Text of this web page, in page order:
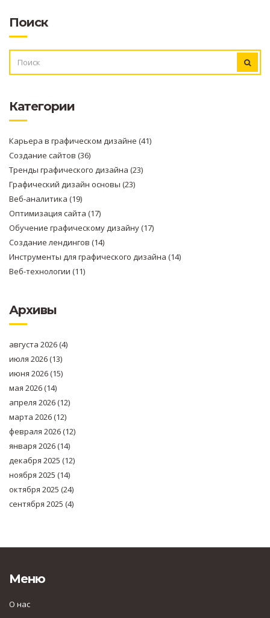
Поиск
Категории
Карьера в графическом дизайне (41)
Создание сайтов (36)
Тренды графического дизайна (23)
Графический дизайн основы (23)
Веб-аналитика (19)
Оптимизация сайта (17)
Обучение графическому дизайну(17)
Создание лендингов (14)
Инструменты для графического дизайна (14)
Веб-технологии (11)
Архивы
августа 2026(4)
июля 2026(13)
июня 2026(15)
мая 2026(14)
апреля 2026(12)
марта 2026(12)
февраля 2026(12)
января 2026(14)
декабря 2025 (12)
ноября 2025 (14)
октября 2025 (24)
сентября 2025 (4)
Меню
О нас